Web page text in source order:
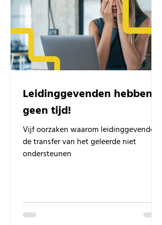
Leidinggevenden hebben
geen tijd!
Vijf oorzaken waarom leidinggevenden
de transfer van het geleerde niet
ondersteunen